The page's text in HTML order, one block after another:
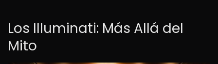
Los Illuminati: Más Allá del
Mito